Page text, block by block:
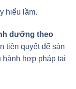
hiểu lầm.
dưỡng theo
tiên quyết để sản
hợp pháp tại